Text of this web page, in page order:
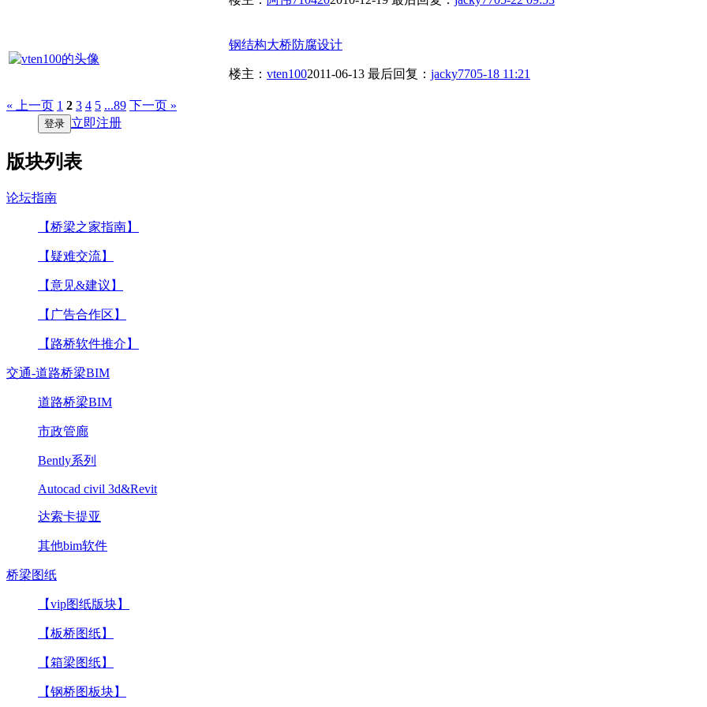
钢结构大桥防腐设计
楼主： vten1002011-06-13 最后回复： jacky7705-18 11:21
« 上一页 1 2 3 4 5 ...89 下一页 »
登录 立即注册
版块列表
论坛指南
【桥梁之家指南】
【疑难交流】
【意见&建议】
【广告合作区】
【路桥软件推介】
交通-道路桥梁BIM
道路桥梁BIM
市政管廊
Bently系列
Autocad civil 3d&Revit
达索卡提亚
其他bim软件
桥梁图纸
【vip图纸版块】
【板桥图纸】
【箱梁图纸】
【钢桥图板块】